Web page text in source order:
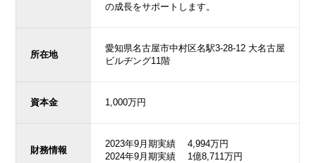
の成長をサポートします。
所在地
愛知県名古屋市中村区名駅3-28-12 大名古屋
ビルヂング11階
資本金 1,000万円
財務情報
2023年9月期実績 4,994万円
2024年9月期実績 1億8,711万円